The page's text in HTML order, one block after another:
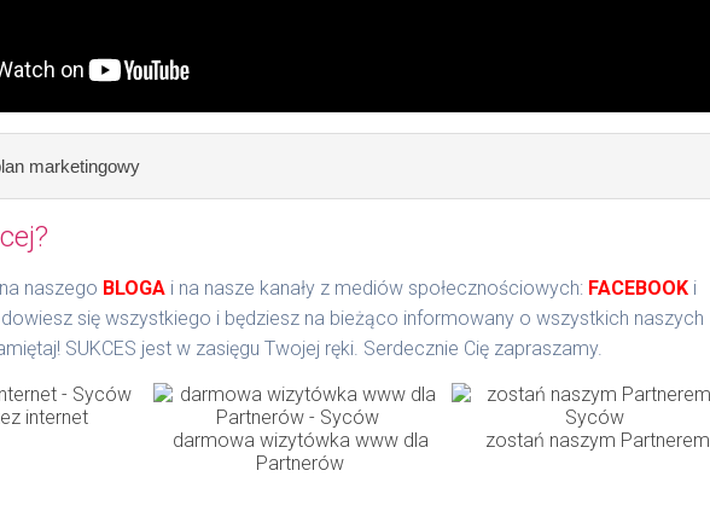
marketingowy
naszego BLOGA i na nasze kanały z mediów społecznościowych: FACEBOOK i
dowiesz się wszystkiego i będziesz na bieżąco informowany o wszystkich naszych
SUKCES jest w zasięgu Twojej ręki. Serdecznie Cię zapraszamy.
internet
darmowa wizytówka www dla
Partnerów
zostań naszym Partnerem